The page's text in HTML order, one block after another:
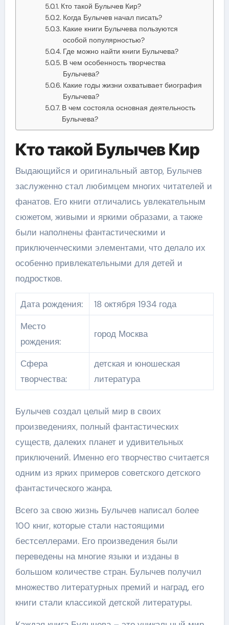
Кто такой Булычев Кир?
Когда Булычев начал писать?
Какие книги Булычева пользуются
особой популярностью?
Где можно найти книги Булычева?
В чем особенность творчества
Булычева?
Какие годы жизни охватывает биография
Булычева?
В чем состояла основная деятельность
Булычева?
Кто такой Булычев Кир
Выдающийся и оригинальный автор, Булычев
заслуженно стал любимцем многих читателей и
фанатов. Его книги отличались увлекательным
сюжетом, живыми и яркими образами, а также
были наполнены фантастическими и
приключенческими элементами, что делало их
особенно привлекательными для детей и
подростков.
Дата рождения:
18 октября 1934 года
Место
рождения:
город Москва
Сфера
творчества:
детская и юношеская
литература
Булычев создал целый мир в своих
произведениях, полный фантастических
существ, далеких планет и удивительных
приключений. Именно его творчество считается
одним из ярких примеров советского детского
фантастического жанра.
Всего за свою жизнь Булычев написал более
100 книг, которые стали настоящими
бестселлерами. Его произведения были
переведены на многие языки и изданы в
большом количестве стран. Булычев получил
множество литературных премий и наград, его
книги стали классикой детской литературы.